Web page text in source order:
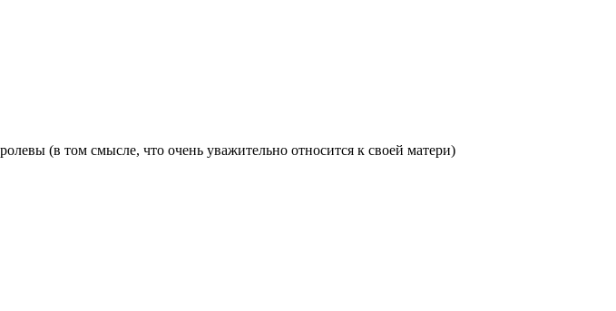
(в том смысле, что очень уважительно относится к своей матери)